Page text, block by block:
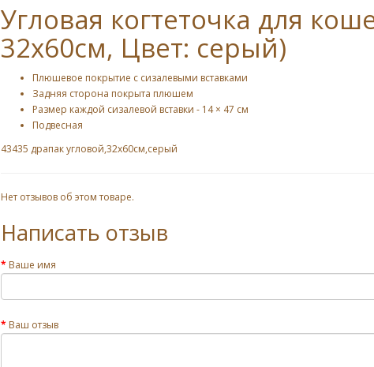
Угловая когтеточка для
32х60см, Цвет: серый)
Плюшевое покрытие с сизалевыми вставками
Задняя сторона покрыта плюшем
Размер каждой сизалевой вставки - 14 × 47 см
Подвесная
43435 драпак угловой,32х60см,серый
Нет отзывов об этом товаре.
Написать отзыв
Ваше имя
Ваш отзыв